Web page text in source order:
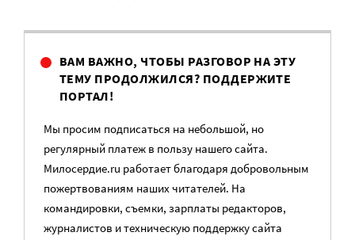
ВАМ ВАЖНО, ЧТОБЫ РАЗГОВОР НА ЭТУ
ТЕМУ ПРОДОЛЖИЛСЯ? ПОДДЕРЖИТЕ
ПОРТАЛ!
Мы просим подписаться на небольшой, но
регулярный платеж в пользу нашего сайта.
Милосердие.ru работает благодаря добровольным
пожертвованиям наших читателей. На
командировки, съемки, зарплаты редакторов,
журналистов и техническую поддержку сайта